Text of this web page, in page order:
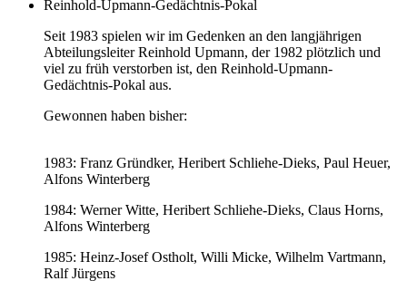
Reinhold-Upmann-Gedächtnis-Pokal
Seit 1983 spielen wir im Gedenken an den langjährigen
Abteilungsleiter Reinhold Upmann, der 1982 plötzlich und
viel zu früh verstorben ist, den Reinhold-Upmann-
Gedächtnis-Pokal aus.
Gewonnen haben bisher:
1983: Franz Gründker, Heribert Schliehe-Dieks, Paul Heuer,
Alfons Winterberg
1984: Werner Witte, Heribert Schliehe-Dieks, Claus Horns,
Alfons Winterberg
1985: Heinz-Josef Ostholt, Willi Micke, Wilhelm Vartmann,
Ralf Jürgens